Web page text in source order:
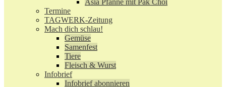
Asia Pfanne mit Pak Choi
Termine
TAGWERK-Zeitung
Mach dich schlau!
Gemüse
Samenfest
Tiere
Fleisch & Wurst
Infobrief
Infobrief abonnieren